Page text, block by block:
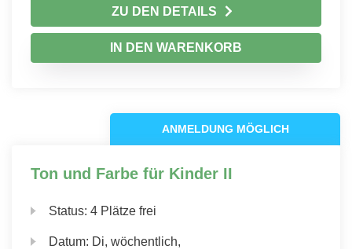
ZU DEN DETAILS
IN DEN WARENKORB
ANMELDUNG MÖGLICH
Ton und Farbe für Kinder II
Status:4 Plätze frei
Datum: Di, wöchentlich,